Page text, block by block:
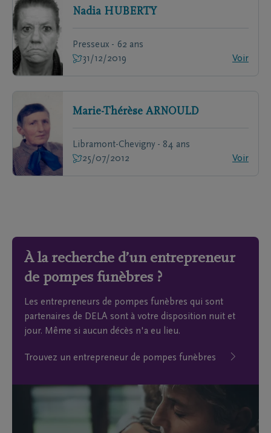
Nadia HUBERTY
Presseux - 62 ans
31/12/2019
Voir
Marie-Thérèse ARNOULD
Libramont-Chevigny - 84 ans
25/07/2012
Voir
À la recherche d’un entrepreneur
de pompes funèbres ?
Les entrepreneurs de pompes funèbres qui sont
partenaires de DELA sont à votre disposition nuit et
jour. Même si aucun décès n'a eu lieu.
Trouvez un entrepreneur de pompes funèbres